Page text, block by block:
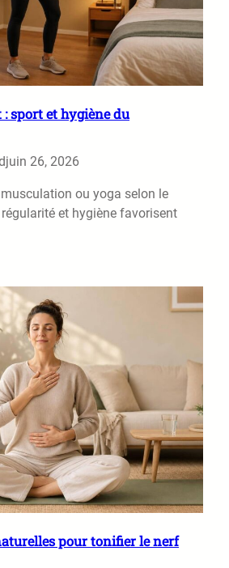
sport et hygiène du
juin 26, 2026
ou yoga selon le
et hygiène favorisent
pour tonifier le nerf